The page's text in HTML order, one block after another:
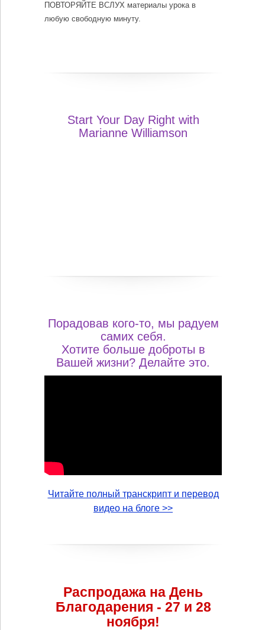
ПОВТОРЯЙТЕ ВСЛУХ материалы урока в
любую свободную минуту.
Start Your Day Right with
Marianne Williamson
Порадовав кого-то, мы радуем
самих себя.
Хотите больше доброты в
Вашей жизни? Делайте это.
Читайте полный транскрипт и перевод
видео на блоге >>
Распродажа на День
Благодарения - 27 и 28
ноября!